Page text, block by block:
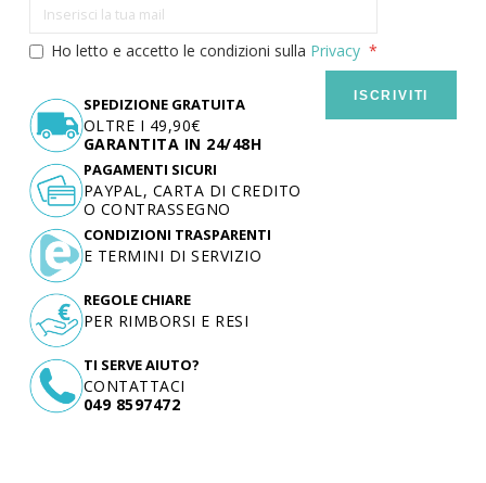
Ho letto e accetto le condizioni sulla Privacy
ISCRIVITI
SPEDIZIONE GRATUITA
OLTRE I 49,90€
GARANTITA IN 24/48H
TI SERVE AIUTO?
CONTATTACI
049 8597472
PAGAMENTI SICURI
PAYPAL, CARTA DI CREDITO
O CONTRASSEGNO
CONDIZIONI TRASPARENTI
E TERMINI DI SERVIZIO
REGOLE CHIARE
PER RIMBORSI E RESI